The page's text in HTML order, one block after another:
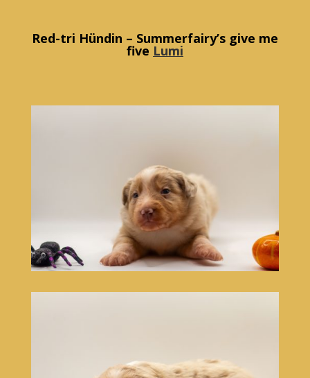
Red-tri Hündin – Summerfairy’s give me
five Lumi